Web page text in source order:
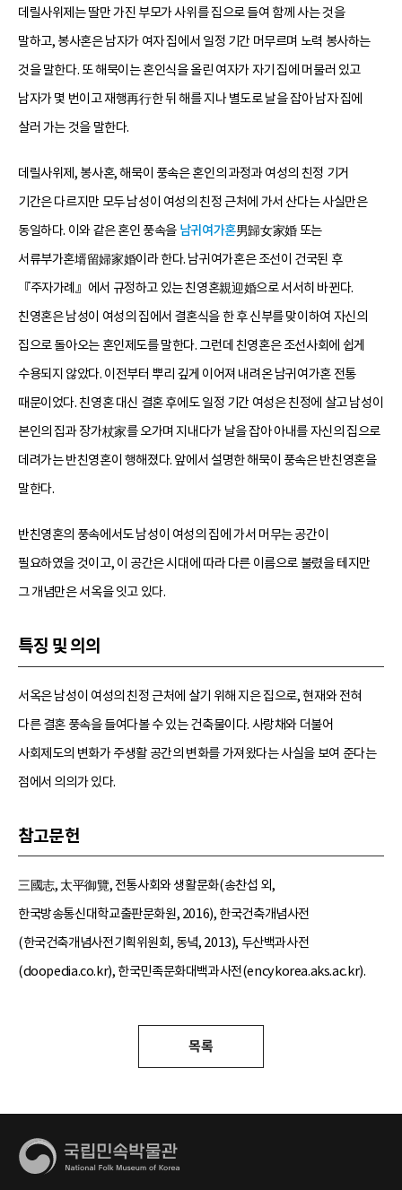
데릴사위제는 딸만 가진 부모가 사위를 집으로 들여 함께 사는 것을
말하고, 봉사혼은 남자가 여자 집에서 일정 기간 머무르며 노력 봉사하는
것을 말한다. 또 해묵이는 혼인식을 올린 여자가 자기 집에 머물러 있고
남자가 몇 번이고 재행再行한 뒤 해를 지나 별도로 날을 잡아 남자 집에
살러 가는 것을 말한다.
데릴사위제, 봉사혼, 해묵이 풍속은 혼인의 과정과 여성의 친정 기거
기간은 다르지만 모두 남성이 여성의 친정 근처에 가서 산다는 사실만은
동일하다. 이와 같은 혼인 풍속을 남귀여가혼男歸女家婚 또는
서류부가혼壻留婦家婚이라 한다. 남귀여가혼은 조선이 건국된 후
『주자가례』에서 규정하고 있는 친영혼親迎婚으로 서서히 바뀐다.
친영혼은 남성이 여성의 집에서 결혼식을 한 후 신부를 맞이하여 자신의
집으로 돌아오는 혼인제도를 말한다. 그런데 친영혼은 조선사회에 쉽게
수용되지 않았다. 이전부터 뿌리 깊게 이어져 내려온 남귀여가혼 전통
때문이었다. 친영혼 대신 결혼 후에도 일정 기간 여성은 친정에 살고 남성이
본인의 집과 장가杖家를 오가며 지내다가 날을 잡아 아내를 자신의 집으로
데려가는 반친영혼이 행해졌다. 앞에서 설명한 해묵이 풍속은 반친영혼을
말한다.
반친영혼의 풍속에서도 남성이 여성의 집에 가서 머무는 공간이
필요하였을 것이고, 이 공간은 시대에 따라 다른 이름으로 불렸을 테지만
그 개념만은 서옥을 잇고 있다.
특징 및 의의
서옥은 남성이 여성의 친정 근처에 살기 위해 지은 집으로, 현재와 전혀
다른 결혼 풍속을 들여다볼 수 있는 건축물이다. 사랑채와 더불어
사회제도의 변화가 주생활 공간의 변화를 가져왔다는 사실을 보여 준다는
점에서 의의가 있다.
참고문헌
三國志, 太平御覽, 전통사회와 생활문화(송찬섭 외,
한국방송통신대학교출판문화원, 2016), 한국건축개념사전
(한국건축개념사전기획위원회, 동녘, 2013), 두산백과사전
(doopedia.co.kr), 한국민족문화대백과사전(encykorea.aks.ac.kr).
목록